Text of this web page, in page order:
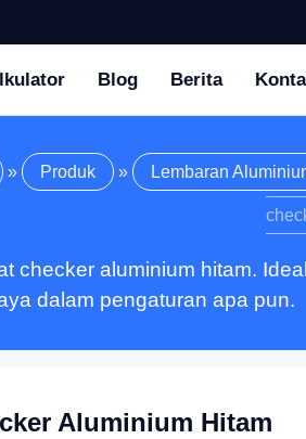
Blog Berita
» Produk » Lembaran
checker aluminium hitam.
dalam pengaturan apa pun.
Aluminium Hitam